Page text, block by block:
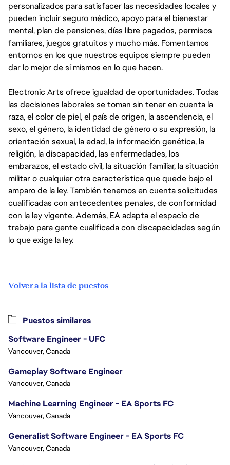
personalizados para satisfacer las necesidades locales y
pueden incluir seguro médico, apoyo para el bienestar
mental, plan de pensiones, días libre pagados, permisos
familiares, juegos gratuitos y mucho más. Fomentamos
entornos en los que nuestros equipos siempre pueden
dar lo mejor de sí mismos en lo que hacen.
Electronic Arts ofrece igualdad de oportunidades. Todas
las decisiones laborales se toman sin tener en cuenta la
raza, el color de piel, el país de origen, la ascendencia, el
sexo, el género, la identidad de género o su expresión, la
orientación sexual, la edad, la información genética, la
religión, la discapacidad, las enfermedades, los
embarazos, el estado civil, la situación familiar, la situación
militar o cualquier otra característica que quede bajo el
amparo de la ley. También tenemos en cuenta solicitudes
cualificadas con antecedentes penales, de conformidad
con la ley vigente. Además, EA adapta el espacio de
trabajo para gente cualificada con discapacidades según
lo que exige la ley.
Volver a la lista de puestos
Puestos similares
Software Engineer - UFC
Vancouver, Canada
Gameplay Software Engineer
Vancouver, Canada
Machine Learning Engineer - EA Sports FC
Vancouver, Canada
Generalist Software Engineer - EA Sports FC
Vancouver, Canada